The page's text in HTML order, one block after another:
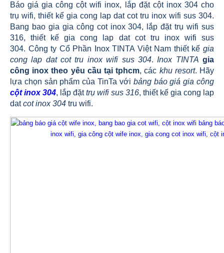
Báo giá gia công cột wifi inox, lắp đặt cột inox 304 cho
trụ wifi, thiết kế gia cong lap dat cot tru inox wifi sus 304.
Bang bao gia gia công cot inox 304, lắp đặt trụ wifi sus
316, thiết kế gia cong lap dat cot tru inox wifi sus
304. Công ty Cổ Phần Inox TINTA Việt Nam thiết kế gia
cong lap dat cot tru inox wifi sus 304. Inox TINTA gia
công inox theo yêu cầu tại tphcm, các khu resort. Hãy
lựa chọn sản phẩm của TinTa với bảng báo giá gia công
cột inox 304, lắp đặttrụ wifi sus 316, thiết kế gia cong lap
datcot inox 304 tru wifi.